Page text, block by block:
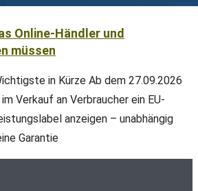
Online-Händler und
müssen
in Kürze Ab dem 27.09.2026
Verkauf an Verbraucher ein EU-
anzeigen – unabhängig
Garantie